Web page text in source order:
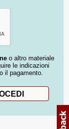
o altro materiale
le indicazioni
il pagamento.